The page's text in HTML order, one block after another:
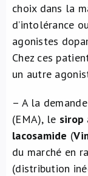
choix dans la
d’intolérance
agonistes
Chez ces
un autre
– A la
(EMA), le sirop
lacosamide (
du marché en
(distribution